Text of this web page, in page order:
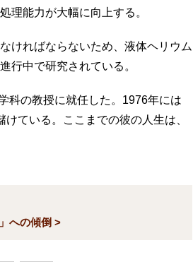
理能力が大幅に向上する。
ければならないため、液体ヘリウム
行中で研究されている。
科の教授に就任した。1976年には
ている。ここまでの彼の人生は、
への傾倒 >